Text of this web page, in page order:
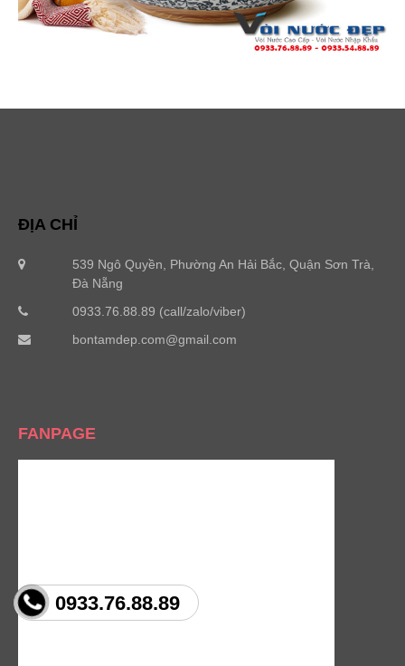
0933.76.88.89
ĐỊA CHỈ
539 Ngô Quyền, Phường An Hải Bắc, Quận Sơn Trà,
Đà Nẵng
0933.76.88.89 (call/zalo/viber)
bontamdep.com@gmail.com
FANPAGE